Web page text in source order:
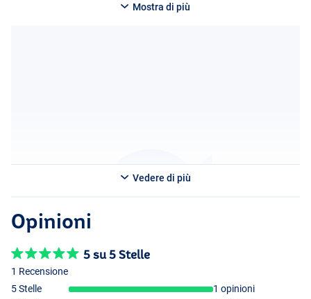
Mostra di più
Vedere di più
Opinioni
5 su 5 Stelle
1 Recensione
5 Stelle
1 opinioni